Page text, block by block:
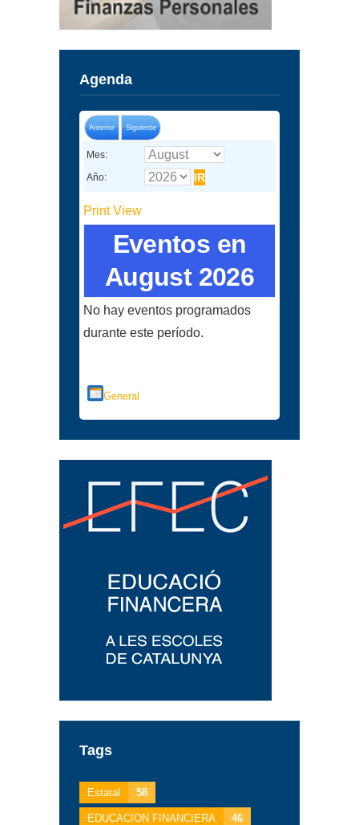
Agenda
Anterior Siguiente
Mes:
Año:
PrintView
Eventos en
August 2026
No hay eventos programados
durante este período.
General
Tags
Estatal 58
EDUCACION FINANCIERA 46